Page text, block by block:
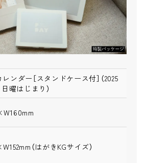
ンダー［スタンドケース付］（2025
曜はじまり）
（はがきKGサイズ）